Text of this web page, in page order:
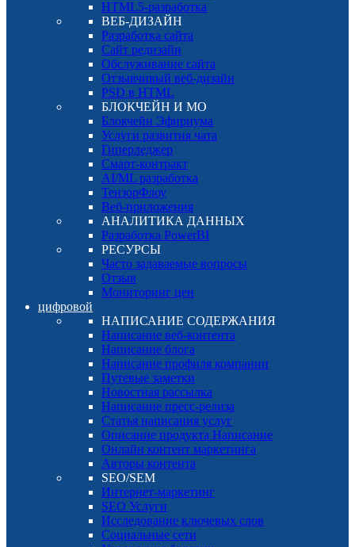
HTML5-разработка
ВЕБ-ДИЗАЙН
Разработка сайта
Сайт редизайн
Обслуживание сайта
Отзывчивый веб-дизайн
PSD в HTML
БЛОКЧЕЙН И МО
Блокчейн Эфириума
Услуги развития чата
Гиперледжер
Смарт-контракт
AI/ML разработка
ТензорФлоу
Веб-приложения
АНАЛИТИКА ДАННЫХ
Разработка PowerBI
РЕСУРСЫ
Часто задаваемые вопросы
Отзыв
Мониторинг цен
цифровой
НАПИСАНИЕ СОДЕРЖАНИЯ
Написание веб-контента
Написание блога
Написание профиля компании
Путевые заметки
Новостная рассылка
Написание пресс-релиза
Статья написания услуг
Описание продукта Написание
Онлайн контент маркетинга
Авторы контента
SEO/SEM
Интернет-маркетинг
SEO Услуги
Исследование ключевых слов
Социальные сети